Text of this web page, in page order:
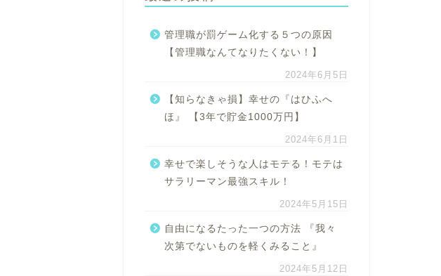
管理職が罰ゲーム化する５つの原因
【管理職なんてなりたくない！】
2024年6月5日
【知らなきゃ損】幸せの『はひふへ
ほ』 【3年で貯金1000万円】
2024年6月1日
幸せで楽しそうな人はモテる！モテは
サラリーマン最強スキル！
2024年5月15日
自由になるたった一つの方法 『我々
次第でないものを軽くみること』
2024年5月12日